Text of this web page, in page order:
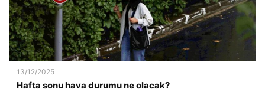
13/12/2025
Hafta sonu hava durumu ne olacak?